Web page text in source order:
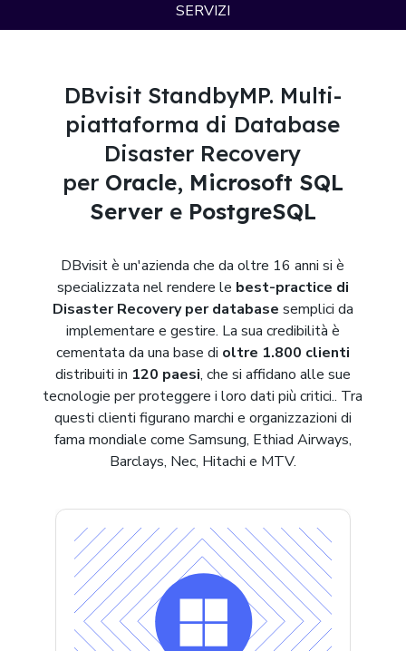
SERVIZI
DBvisit StandbyMP. Multi-
piattaforma di Database
Disaster Recovery
per Oracle, Microsoft SQL
Servere PostgreSQL
DBvisit è un'azienda che da oltre 16 anni si è
specializzata nel rendere le best-practice di
Disaster Recovery per database semplici da
implementare e gestire. La sua credibilità è
cementata da una base di oltre 1.800 clienti
distribuiti in 120 paesi, che si affidano alle sue
tecnologie per proteggere i loro dati più critici.. Tra
questi clienti figurano marchi e organizzazioni di
fama mondiale come Samsung, Ethiad Airways,
Barclays, Nec, Hitachi e MTV.